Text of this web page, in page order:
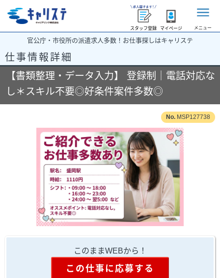
スタッフ登録 マイページ メニュー
官公庁・市役所の派遣求人多数！お仕事探しはキャリステ
仕事情報詳細
【書類整理・データ入力】 登録制｜電話対応な
し＊スキル不要◎好条件案件多数◎
MSP127738
このままWEBから！
この仕事に応募する